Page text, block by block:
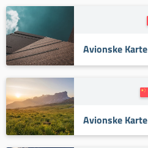
Avionske Karte
Avionske Karte